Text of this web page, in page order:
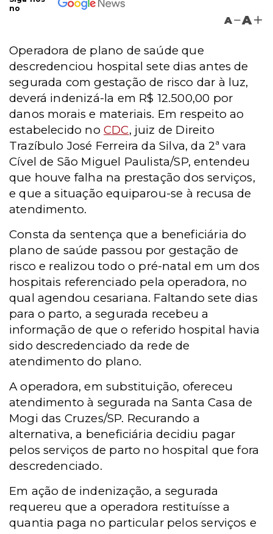
no
A A
Operadora de plano de saúde que
descredenciou hospital sete dias antes de
segurada com gestação de risco dar à luz,
deverá indenizá-la em R$ 12.500,00 por
danos morais e materiais. Em respeito ao
estabelecido no CDC, juiz de Direito
Trazíbulo José Ferreira da Silva, da 2ª vara
Cível de São Miguel Paulista/SP, entendeu
que houve falha na prestação dos serviços,
e que a situação equiparou-se à recusa de
atendimento.
Consta da sentença que a beneficiária do
plano de saúde passou por gestação de
risco e realizou todo o pré-natal em um dos
hospitais referenciado pela operadora, no
qual agendou cesariana. Faltando sete dias
para o parto, a segurada recebeu a
informação de que o referido hospital havia
sido descredenciado da rede de
atendimento do plano.
A operadora, em substituição, ofereceu
atendimento à segurada na Santa Casa de
Mogi das Cruzes/SP. Recurando a
alternativa, a beneficiária decidiu pagar
pelos serviços de parto no hospital que fora
descredenciado.
Em ação de indenização, a segurada
requereu que a operadora restituísse a
quantia paga no particular pelos serviços e